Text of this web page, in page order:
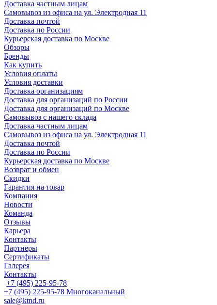
Доставка частным лицам
Самовывоз из офиса на ул. Электродная 11
Доставка почтой
Доставка по России
Курьерская доставка по Москве
Обзоры
Бренды
Как купить
Условия оплаты
Условия доставки
Доставка организациям
Доставка для организаций по России
Доставка для организаций по Москве
Самовывоз с нашего склада
Доставка частным лицам
Самовывоз из офиса на ул. Электродная 11
Доставка почтой
Доставка по России
Курьерская доставка по Москве
Возврат и обмен
Скидки
Гарантия на товар
Компания
Новости
Команда
Отзывы
Карьера
Контакты
Партнеры
Сертификаты
Галерея
Контакты
+7 (495) 225-95-78
+7 (495) 225-95-78 Многоканальный
sale@ktnd.ru